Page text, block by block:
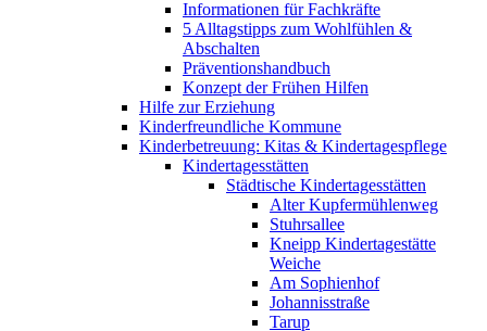
Informationen für Fachkräfte
5 Alltagstipps zum Wohlfühlen &
Abschalten
Präventionshandbuch
Konzept der Frühen Hilfen
Hilfe zur Erziehung
Kinderfreundliche Kommune
Kinderbetreuung: Kitas & Kindertagespflege
Kindertagesstätten
Städtische Kindertagesstätten
Alter Kupfermühlenweg
Stuhrsallee
Kneipp Kindertagestätte
Weiche
Am Sophienhof
Johannisstraße
Tarup